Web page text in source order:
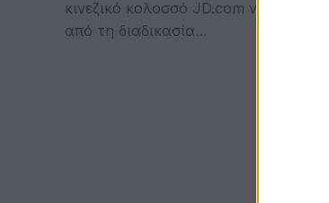
κινεζικό κολοσσό JD.com να
από τη διαδικασία…